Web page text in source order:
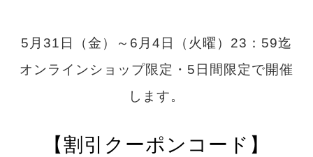
5月31日（金）～6月4日（火曜）23：59迄
オンラインショップ限定・5日間限定で開催
します。
【割引クーポンコード】